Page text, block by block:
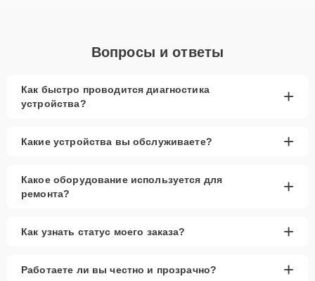
Вопросы и ответы
Как быстро проводится диагностика
устройства?
+
Какие устройства вы обслуживаете? +
Какое оборудование используется для
ремонта?
+
Как узнать статус моего заказа? +
Работаете ли вы честно и прозрачно? +